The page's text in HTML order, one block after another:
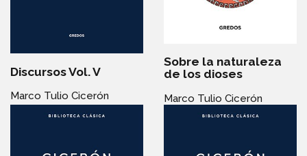
Discursos Vol. V
Marco Tulio Cicerón
Sobre la naturaleza
de los dioses
Marco Tulio Cicerón